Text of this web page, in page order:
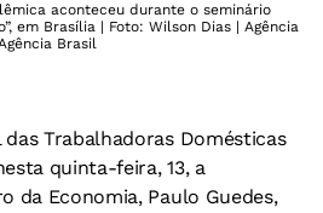
aconteceu durante o seminário
em Brasília | Foto: Wilson Dias | Agência
Brasil
das Trabalhadoras Domésticas
quinta-feira, 13, a
da Economia, Paulo Guedes,